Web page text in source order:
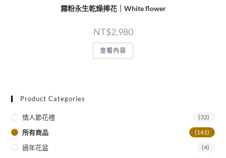
霧粉永生乾燥捧花｜White flower
NT$2,980
查看內容
Product Categories
情人節花禮 (32)
所有商品 (141)
過年花盆 (4)